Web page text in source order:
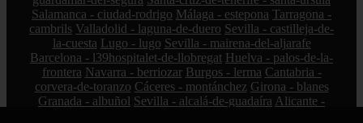
Salamanca - ciudad-rodrigo Málaga - estepona Tarragona -
cambrils Valladolid - laguna-de-duero Sevilla - castilleja-de-
la-cuesta Lugo - lugo Sevilla - mairena-del-aljarafe
Barcelona - l39hospitalet-de-llobregat Huelva - palos-de-la-
frontera Navarra - berriozar Burgos - lerma Cantabria -
corvera-de-toranzo Cáceres - montánchez Girona - blanes
Granada - albuñol Sevilla - alcalá-de-guadaíra Alicante -